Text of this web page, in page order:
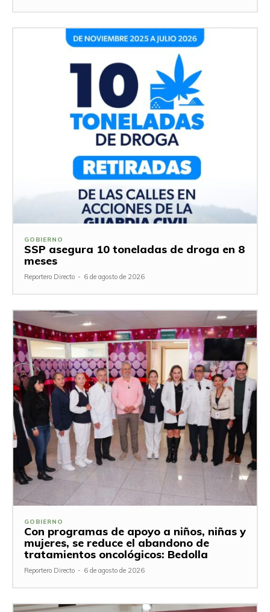
GOBIERNO
SSP asegura 10 toneladas de droga en 8
meses
Reportero Directo - 6 de agosto de 2026
GOBIERNO
Con programas de apoyo a niños, niñas y
mujeres, se reduce el abandono de
tratamientos oncológicos: Bedolla
Reportero Directo - 6 de agosto de 2026